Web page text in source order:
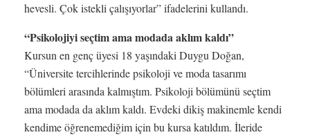
hevesli. Çok istekli çalışıyorlar” ifadelerini kullandı.
“Psikolojiyi seçtim ama modada aklım kaldı”
Kursun en genç üyesi 18 yaşındaki Duygu Doğan,
“Üniversite tercihlerinde psikoloji ve moda tasarımı
bölümleri arasında kalmıştım. Psikoloji bölümünü seçtim
ama modada da aklım kaldı. Evdeki dikiş makinemle kendi
kendime öğrenemediğim için bu kursa katıldım. İleride